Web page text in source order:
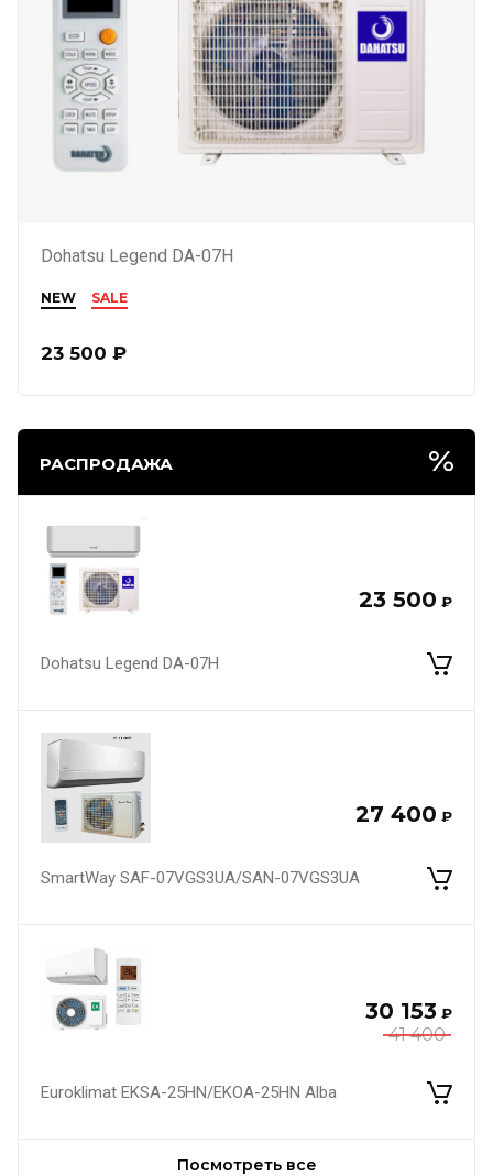
Dohatsu Legend DA-07H
NEW SALE
23 500 ₽
РАСПРОДАЖА
23 500 ₽
Dohatsu Legend DA-07H
27 400 ₽
SmartWay SAF-07VGS3UA/SAN-07VGS3UA
41 400
30 153 ₽
Euroklimat EKSA-25HN/EKOA-25HN Alba
Посмотреть все